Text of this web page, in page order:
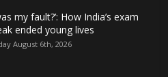
my fault?’: How India’s exam
ended young lives
August 6th, 2026